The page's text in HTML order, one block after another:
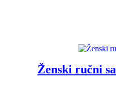
Ženski ručni